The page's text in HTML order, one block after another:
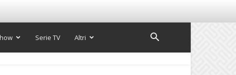
Serie TV Altri